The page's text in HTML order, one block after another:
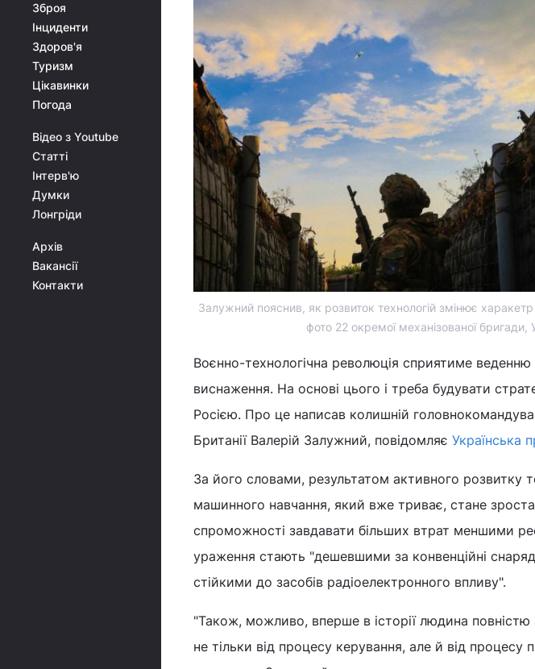
Зброя
Інциденти
Здоров'я
Туризм
Цікавинки
Погода
Відео з Youtube
Статті
Інтерв'ю
Думки
Лонгріди
Архів
Вакансії
Контакти
Залужний пояснив, як розвиток технологій змінює
фото 22 окремої механізованої бригади,
Воєнно-технологічна революція сприятиме веденню
виснаження. На основі цього і треба будувати
Росією. Про це написав колишній
Британії Валерій Залужний, повідомляє Українська
За його словами, результатом активного розвитку
машинного навчання, який вже триває, стане
спроможності завдавати більших втрат меншими
ураження стають "дешевшими за конвенційні
стійкими до засобів радіоелектронного впливу".
"Також, можливо, вперше в історії людина
не тільки від процесу керування, але й від